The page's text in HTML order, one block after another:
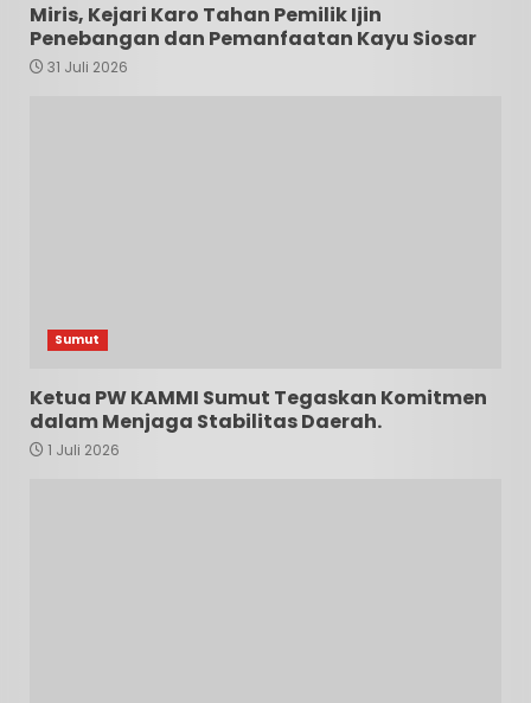
Miris, Kejari Karo Tahan Pemilik Ijin
Penebangan dan Pemanfaatan Kayu Siosar
31 Juli 2026
Sumut
Ketua PW KAMMI Sumut Tegaskan Komitmen
dalam Menjaga Stabilitas Daerah.
1 Juli 2026